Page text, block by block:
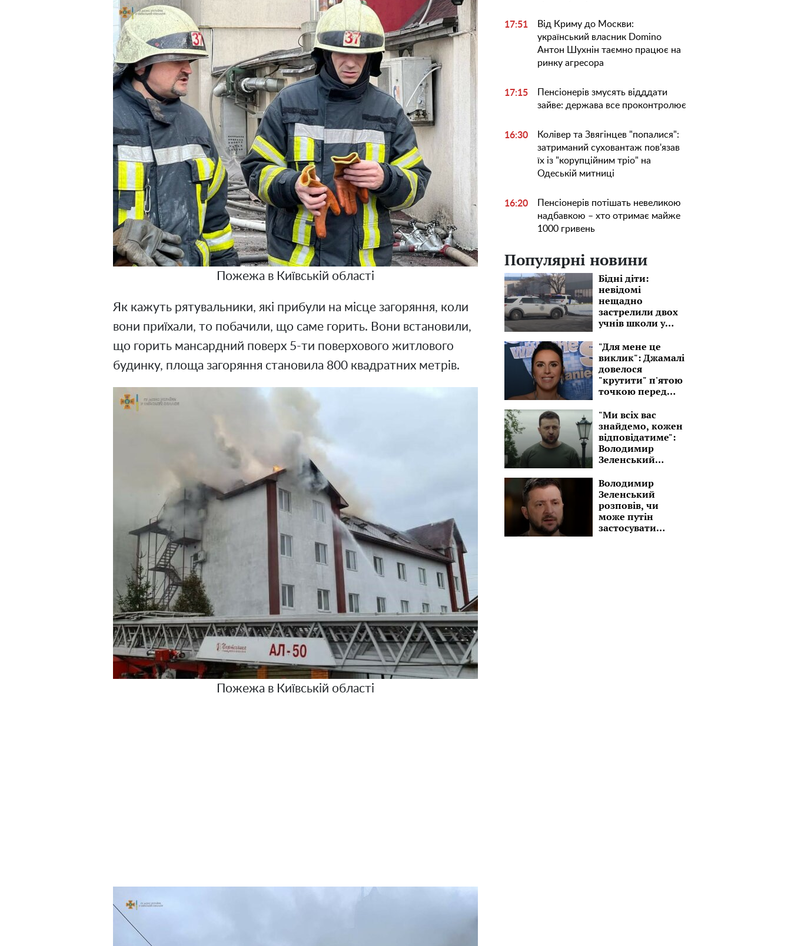
Пожежа в Київській області
Як кажуть рятувальники, які прибули на місце загоряння, коли
вони приїхали, то побачили, що саме горить. Вони встановили,
що горить мансардний поверх 5-ти поверхового житлового
будинку, площа загоряння становила 800 квадратних метрів.
Пожежа в Київській області
17:51
Від Криму до Москви:
український власник Domino
Антон Шухнін таємно працює на
ринку агресора
17:15
Пенсіонерів змусять відддати
зайве: держава все проконтролює
16:30
Колівер та Звягінцев "попалися":
затриманий суховантаж пов'язав
їх із "корупційним тріо" на
Одеській митниці
16:20
Пенсіонерів потішать невеликою
надбавкою – хто отримає майже
1000 гривень
Популярні новини
Бідні діти:
невідомі
нещадно
застрелили двох
учнів школи у
"Для мене це
виклик": Джамалі
довелося
"крутити" п'ятою
точкою перед
людьми
"Ми всіх вас
знайдемо, кожен
відповідатиме":
Володимир
Зеленський
росіянам судом
Володимир
Зеленський
розповів, чи
може путін
застосувати